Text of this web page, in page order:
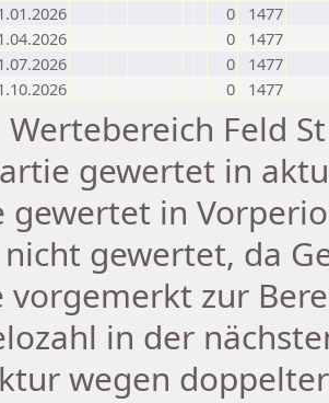
0
1477
0
1477
0
1477
0 1477
Wertebereich Feld
gewertet in
gewertet in
gewertet, da
vorgemerkt zur
in der
wegen